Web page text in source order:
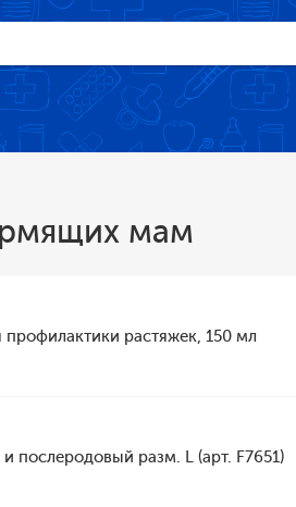
мам
растяжек, 150 мл
послеродовый разм. L (арт. F7651)